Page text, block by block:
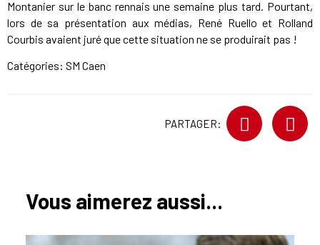
Montanier sur le banc rennais une semaine plus tard. Pourtant,
lors de sa présentation aux médias, René Ruello et Rolland
Courbis avaient juré que cette situation ne se produirait pas !
Catégories: SM Caen
PARTAGER:
Vous aimerez aussi...